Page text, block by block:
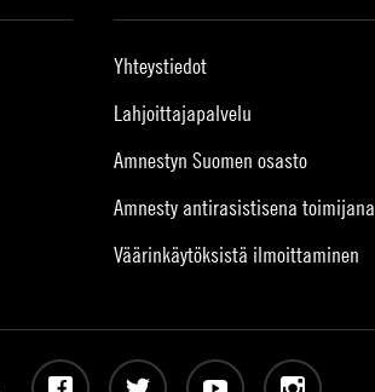
Yhteystiedot
Lahjoittajapalvelu
Amnestyn Suomen osasto
Amnesty antirasistisena toimijana
Väärinkäytöksistä ilmoittaminen